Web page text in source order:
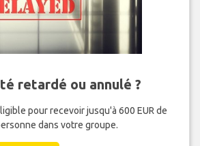
retardé ou annulé ?
pour recevoir jusqu'à 600 EUR de
dans votre groupe.